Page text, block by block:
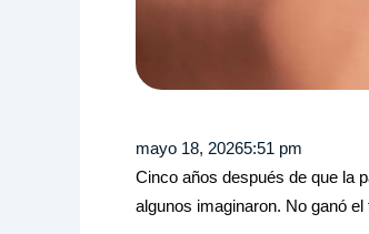
mayo 18, 20265:51 pm
Cinco años después de que la
algunos imaginaron. No ganó